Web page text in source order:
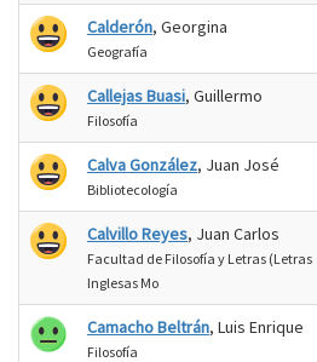
Calderón, Georgina
Geografía
Callejas Buasi, Guillermo
Filosofía
Calva González, Juan José
Bibliotecología
Calvillo Reyes, Juan Carlos
Facultad de Filosofía y Letras (Letras
Inglesas Mo
Camacho Beltrán, Luis Enrique
Filosofía